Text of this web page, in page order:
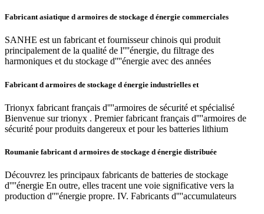
Fabricant asiatique d armoires de stockage d énergie commerciales
SANHE est un fabricant et fournisseur chinois qui produit
principalement de la qualité de l''''énergie, du filtrage des
harmoniques et du stockage d''''énergie avec des années
Fabricant d armoires de stockage d énergie industrielles et
Trionyx fabricant français d''''armoires de sécurité et spécialisé
Bienvenue sur trionyx . Premier fabricant français d''''armoires de
sécurité pour produits dangereux et pour les batteries lithium
Roumanie fabricant d armoires de stockage d énergie distribuée
Découvrez les principaux fabricants de batteries de stockage
d''''énergie En outre, elles tracent une voie significative vers la
production d''''énergie propre. IV. Fabricants d''''accumulateurs